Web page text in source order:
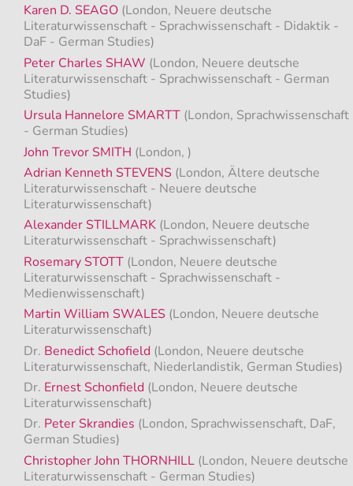
Karen D. SEAGO (London, Neuere deutsche
Literaturwissenschaft - Sprachwissenschaft - Didaktik -
DaF - German Studies)
Peter Charles SHAW (London, Neuere deutsche
Literaturwissenschaft - Sprachwissenschaft - German
Studies)
Ursula Hannelore SMARTT (London, Sprachwissenschaft
- German Studies)
John Trevor SMITH (London, )
Adrian Kenneth STEVENS (London, Ältere deutsche
Literaturwissenschaft - Neuere deutsche
Literaturwissenschaft)
Alexander STILLMARK (London, Neuere deutsche
Literaturwissenschaft - Sprachwissenschaft)
Rosemary STOTT (London, Neuere deutsche
Literaturwissenschaft - Sprachwissenschaft -
Medienwissenschaft)
Martin William SWALES (London, Neuere deutsche
Literaturwissenschaft)
Dr. Benedict Schofield (London, Neuere deutsche
Literaturwissenschaft, Niederlandistik, German Studies)
Dr. Ernest Schonfield (London, Neuere deutsche
Literaturwissenschaft)
Dr. Peter Skrandies (London, Sprachwissenschaft, DaF,
German Studies)
Christopher John THORNHILL (London, Neuere deutsche
Literaturwissenschaft - German Studies)